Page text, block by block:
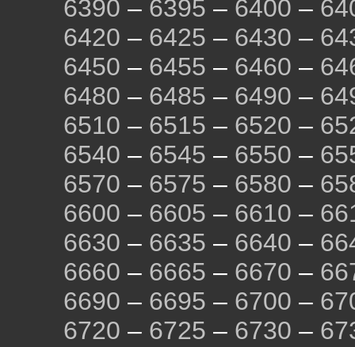
6390 – 6395 – 6400 –
6420 – 6425 – 6430 –
6450 – 6455 – 6460 –
6480 – 6485 – 6490 –
6510 – 6515 – 6520 –
6540 – 6545 – 6550 –
6570 – 6575 – 6580 –
6600 – 6605 – 6610 –
6630 – 6635 – 6640 –
6660 – 6665 – 6670 –
6690 – 6695 – 6700 –
6720 – 6725 – 6730 –